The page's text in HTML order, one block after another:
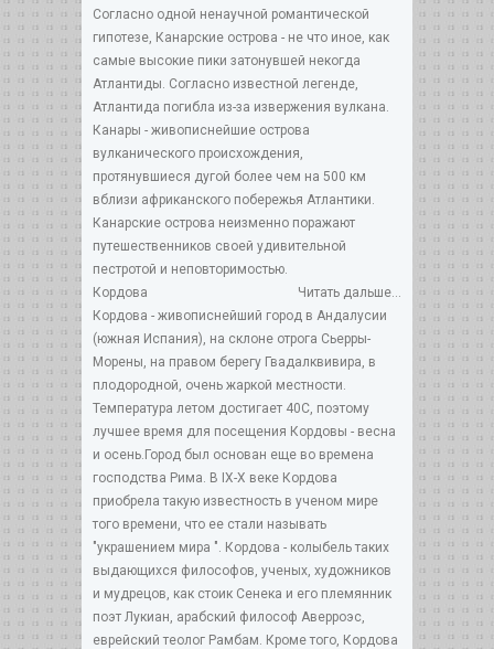
Согласно одной ненаучной романтической
гипотезе, Канарские острова - не что иное, как
самые высокие пики затонувшей некогда
Атлантиды. Согласно известной легенде,
Атлантида погибла из-за извержения вулкана.
Канары - живописнейшие острова
вулканического происхождения,
протянувшиеся дугой более чем на 500 км
вблизи африканского побережья Атлантики.
Канарские острова неизменно поражают
путешественников своей удивительной
пестротой и неповторимостью.
Читать дальше...
Кордова
Кордова - живописнейший город в Андалусии
(южная Испания), на склоне отрога Сьерры-
Морены, на правом берегу Гвадалквивира, в
плодородной, очень жаркой местности.
Температура летом достигает 40С, поэтому
лучшее время для посещения Кордовы - весна
и осень.Город был основан еще во времена
господства Рима. В IX-X веке Кордова
приобрела такую известность в ученом мире
того времени, что ее стали называть
"украшением мира ". Кордова - колыбель таких
выдающихся философов, ученых, художников
и мудрецов, как стоик Сенека и его племянник
поэт Лукиан, арабский философ Аверроэс,
еврейский теолог Рамбам. Кроме того, Кордова